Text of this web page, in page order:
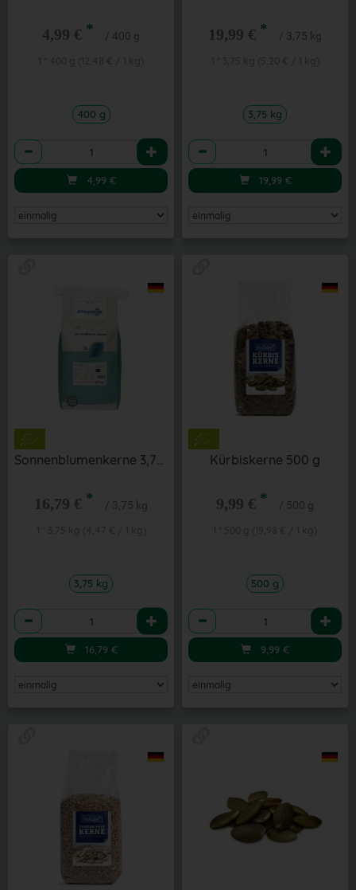
4,99 € * / 400 g
400 g
Anzahl
4,99 €
19,99 € * / 3,75 kg
3,75 kg
Anzahl
19,99 €
Sonnenblumenkerne 3,75 kg
16,79 € * / 3,75 kg
3,75 kg
Anzahl
16,79 €
Kürbiskerne 500 g
9,99 € * / 500 g
500 g
Anzahl
9,99 €